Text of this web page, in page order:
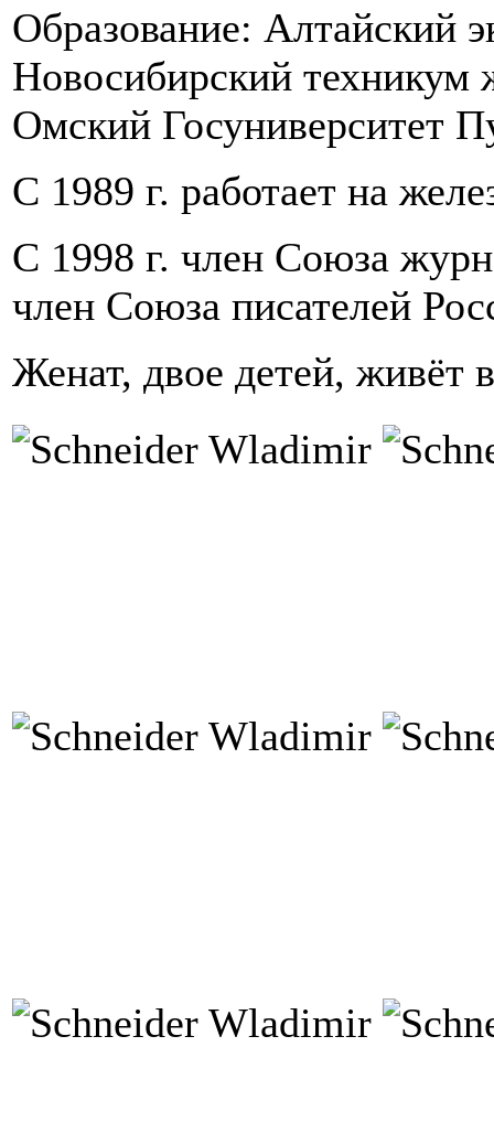
Образование: Алтайский
Новосибирский техникум
Омский Госуниверситет
С 1989 г. работает на
С 1998 г. член Союза
член Союза писателей
Женат, двое детей, живёт